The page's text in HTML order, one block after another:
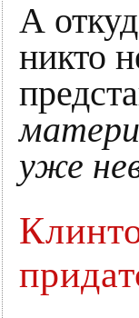
А
никто
уже